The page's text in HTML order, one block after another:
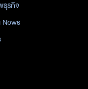
ธุรกิจ
News